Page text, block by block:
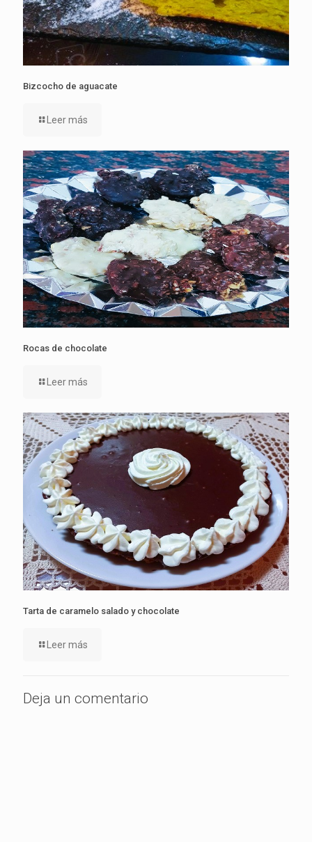
Bizcocho de aguacate
Leer más
Rocas de chocolate
Leer más
Tarta de caramelo salado y chocolate
Leer más
Deja un comentario